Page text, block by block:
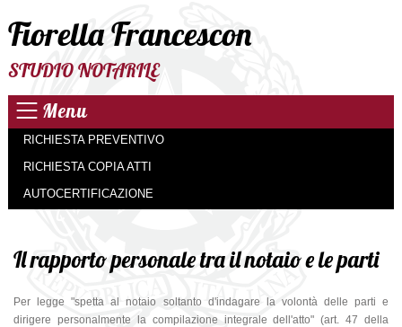
Fiorella Francescon
STUDIO NOTARILE
Menu
RICHIESTA PREVENTIVO
RICHIESTA COPIA ATTI
AUTOCERTIFICAZIONE
Il rapporto personale tra il notaio e le parti
Per legge "spetta al notaio soltanto d'indagare la volontà delle parti e
dirigere personalmente la compilazione integrale dell'atto" (art. 47 della